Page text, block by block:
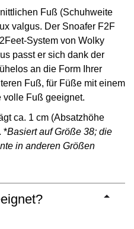
Fuß (Schuhweite
valgus. Der Snoafer F2F
System von Wolky
passt er sich dank der
an die Form Ihrer
Fuß, für Füße mit einem
volle Fuß geeignet.
ca. 1 cm (Absatzhöhe
*Basiert auf Größe 38; die
in anderen Größen